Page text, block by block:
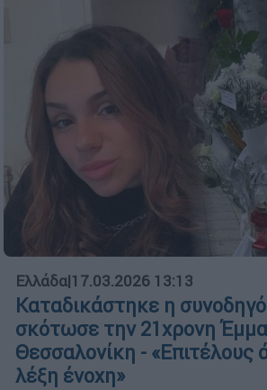
Ελλάδα|17.03.2026 13:13
Καταδικάστηκε η
σκότωσε την 21χρονη
Θεσσαλονίκη - «Επιτέλους
λέξη ένοχη»